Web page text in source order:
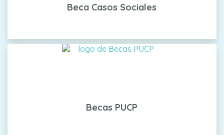
Beca Casos Sociales
Becas PUCP